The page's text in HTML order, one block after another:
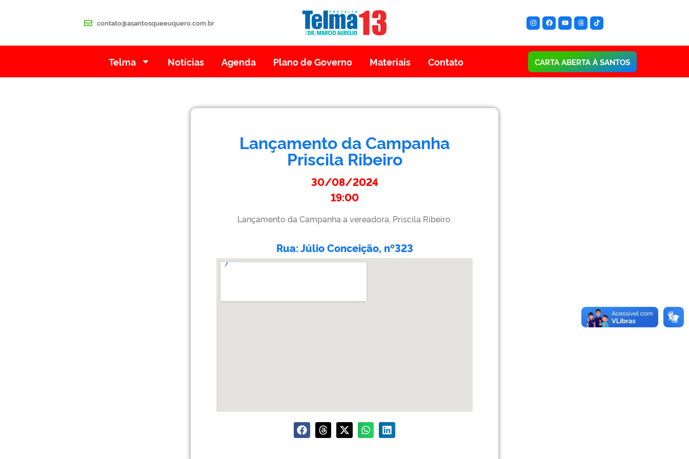
contato@asantosqueeuquero.com.br
Telma Notícias Agenda Plano de Governo Materiais Contato CARTA ABERTA À SANTOS
Lançamento da Campanha
Priscila Ribeiro
30/08/2024
19:00
Lançamento da Campanha a vereadora, Priscila Ribeiro.
Rua: Júlio Conceição, nº323